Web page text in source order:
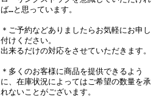
ば…と思っています。
＊ご予約などありましたらお気軽にお申し
付けください。
出来るだけの対応をさせていただきます。
＊多くのお客様に商品を提供できるよう
に、在庫状況によってはご希望の数量を承
れないことがございます。